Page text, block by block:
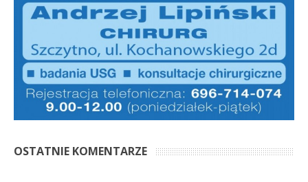
OSTATNIE KOMENTARZE